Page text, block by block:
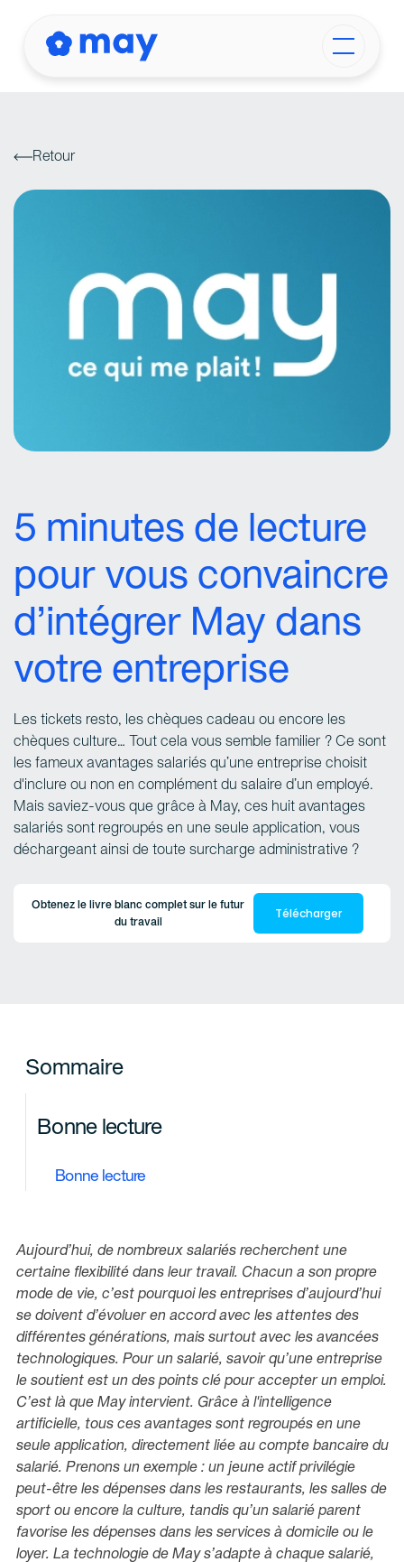
5 minutes de lecture
pour vous convaincre
d’intégrer May dans
votre entreprise
Les tickets resto, les chèques cadeau ou encore les
chèques culture… Tout cela vous semble familier ? Ce sont
les fameux avantages salariés qu’une entreprise choisit
d'inclure ou non en complément du salaire d’un employé.
Mais saviez-vous que grâce à May, ces huit avantages
salariés sont regroupés en une seule application, vous
déchargeant ainsi de toute surcharge administrative ?
Obtenez le livre blanc complet sur le futur
du travail
Télécharger
Retour
Sommaire
Bonne lecture
Bonne lecture
Aujourd’hui, de nombreux salariés recherchent une
certaine flexibilité dans leur travail. Chacun a son propre
mode de vie, c’est pourquoi les entreprises d’aujourd’hui
se doivent d’évoluer en accord avec les attentes des
différentes générations, mais surtout avec les avancées
technologiques. Pour un salarié, savoir qu’une entreprise
le soutient est un des points clé pour accepter un emploi.
C’est là que May intervient. Grâce à l'intelligence
artificielle, tous ces avantages sont regroupés en une
seule application, directement liée au compte bancaire du
salarié. Prenons un exemple : un jeune actif privilégie
peut-être les dépenses dans les restaurants, les salles de
sport ou encore la culture, tandis qu’un salarié parent
favorise les dépenses dans les services à domicile ou le
loyer. La technologie de May s’adapte à chaque salarié,